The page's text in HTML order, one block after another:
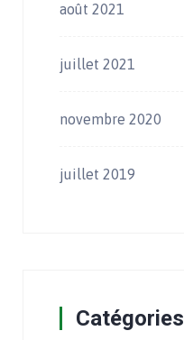
août 2021
juillet 2021
novembre 2020
juillet 2019
Catégories